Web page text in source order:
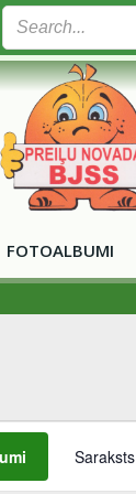
FOTOALBUMI
Saraksts